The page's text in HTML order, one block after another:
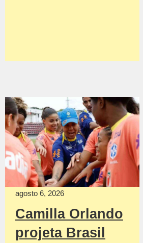
agosto 6, 2026
Camilla Orlando
projeta Brasil